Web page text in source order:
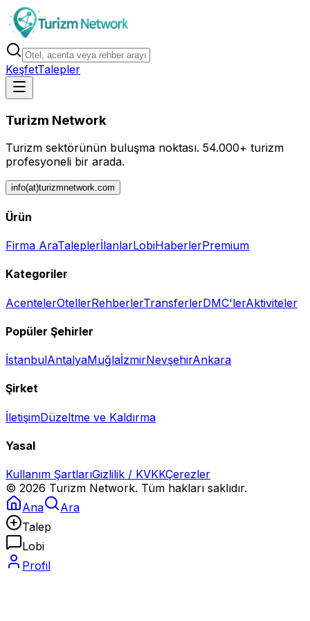
KeşfetTalepler
Turizm Network
Turizm sektörünün buluşma noktası. 54.000+ turizm
profesyoneli bir arada.
info(at)turizmnetwork.com
Ürün
Firma AraTaleplerİlanlarLobiHaberlerPremium
Kategoriler
AcentelerOtellerRehberlerTransferlerDMC'lerAktiviteler
Popüler Şehirler
İstanbulAntalyaMuğlaİzmirNevşehirAnkara
Şirket
İletişimDüzeltme ve Kaldırma
Yasal
Kullanım ŞartlarıGizlilik / KVKKÇerezler
© 2026 Turizm Network. Tüm hakları saklıdır.
Ana
Ara
Talep
Lobi
Profil